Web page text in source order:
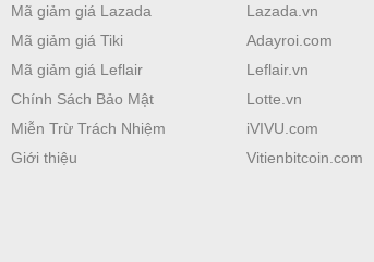
Mã giảm giá Lazada
Mã giảm giá Tiki
Mã giảm giá Leflair
Chính Sách Bảo Mật
Miễn Trừ Trách Nhiệm
Giới thiệu
Lazada.vn
Adayroi.com
Leflair.vn
Lotte.vn
iVIVU.com
Vitienbitcoin.com